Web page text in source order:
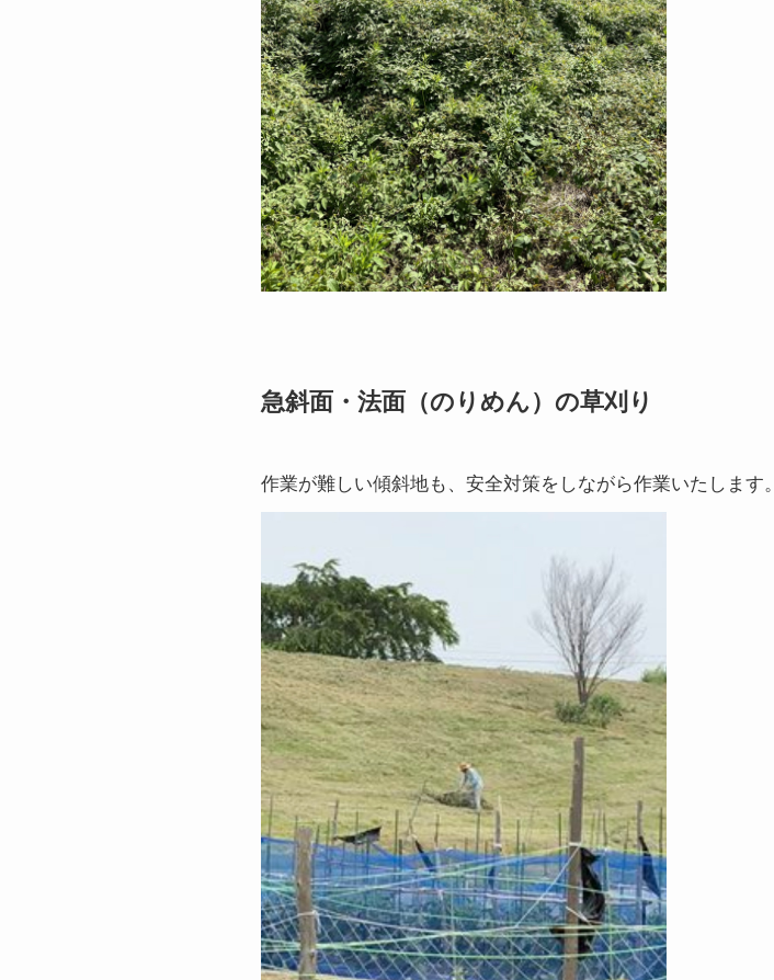
急斜面・法面（のりめん）の草刈り
作業が難しい傾斜地も、安全対策をしながら作業いたします。